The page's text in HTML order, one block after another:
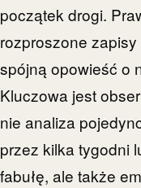
początek drogi.
rozproszone
spójną opowieść o
Kluczowa jest
nie analiza
przez kilka tygodni
fabułę, ale także